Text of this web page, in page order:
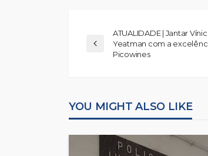
ATUALIDADE | Jantar
Yeatman com a
Picowines
YOU MIGHT ALSO LIKE